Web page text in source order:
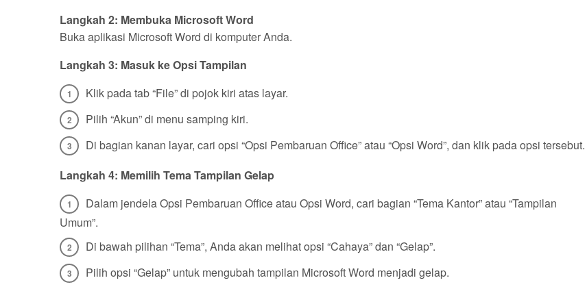
Langkah 2: Membuka Microsoft Word
Buka aplikasi Microsoft Word di komputer Anda.
Langkah 3: Masuk ke Opsi Tampilan
Klik pada tab “File” di pojok kiri atas layar.
Pilih “Akun” di menu samping kiri.
Di bagian kanan layar, cari opsi “Opsi Pembaruan Office” atau “Opsi Word”, dan klik pada opsi tersebut.
Langkah 4: Memilih Tema Tampilan Gelap
Dalam jendela Opsi Pembaruan Office atau Opsi Word, cari bagian “Tema Kantor” atau “Tampilan
Umum”.
Di bawah pilihan “Tema”, Anda akan melihat opsi “Cahaya” dan “Gelap”.
Pilih opsi “Gelap” untuk mengubah tampilan Microsoft Word menjadi gelap.